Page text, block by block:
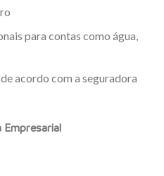
para contas como água,
acordo com a seguradora
Empresarial